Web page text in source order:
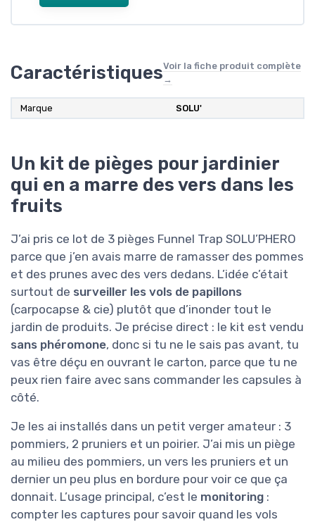
CaractéristiquesVoir la fiche produit complète
→
Marque SOLU'
Un kit de pièges pour jardinier
qui en a marre des vers dans les
fruits
J’ai pris ce lot de 3 pièges Funnel Trap SOLU’PHERO
parce que j’en avais marre de ramasser des pommes
et des prunes avec des vers dedans. L’idée c’était
surtout de surveiller les vols de papillons
(carpocapse & cie) plutôt que d’inonder tout le
jardin de produits. Je précise direct : le kit est vendu
sans phéromone, donc si tu ne le sais pas avant, tu
vas être déçu en ouvrant le carton, parce que tu ne
peux rien faire avec sans commander les capsules à
côté.
Je les ai installés dans un petit verger amateur : 3
pommiers, 2 pruniers et un poirier. J’ai mis un piège
au milieu des pommiers, un vers les pruniers et un
dernier un peu plus en bordure pour voir ce que ça
donnait. L’usage principal, c’est le monitoring :
compter les captures pour savoir quand les vols